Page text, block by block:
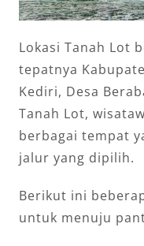
Lokasi Tanah Lot
tepatnya
Kediri, Desa
Tanah Lot,
berbagai tempat
jalur yang dipilih.
Berikut ini
untuk menuju